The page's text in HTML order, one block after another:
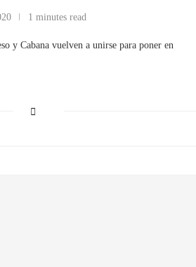
1 minutes read
y Cabana vuelven a unirse para poner en